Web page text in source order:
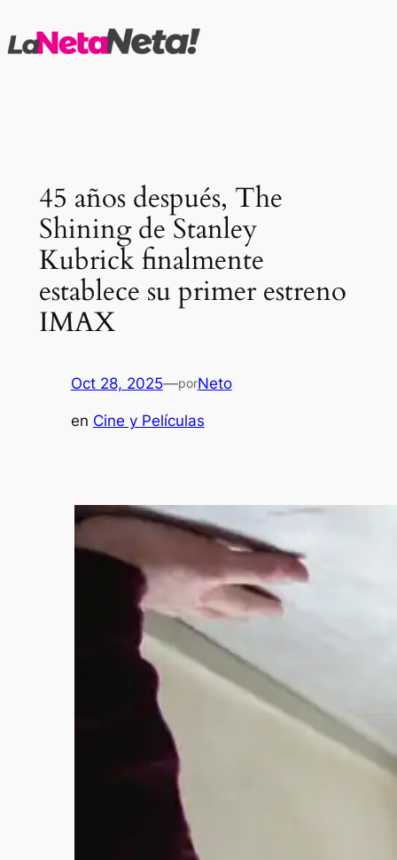
al
45 años después, The
Shining de Stanley
Kubrick finalmente
establece su primer estreno
IMAX
Oct 28, 2025—porNeto
en Cine y Películas